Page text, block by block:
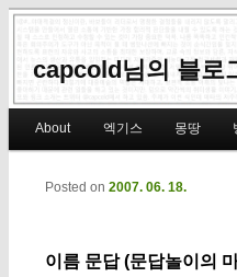
capcold님의 블로
Skip to primary content
Skip to secondary content
About 엑기스 몽땅
이름 문답 (문답놀이의
Posted on 2007. 06. 18.